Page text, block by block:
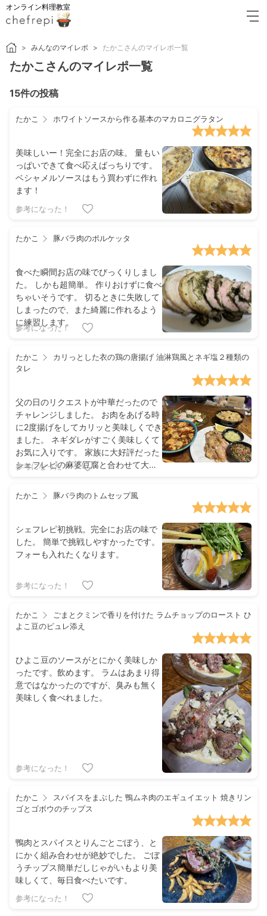
オンライン料理教室
みんなのマイレポ たかこさんのマイレポ一覧
たかこさんのマイレポ一覧
15件の投稿
たかこ ホワイトソースから作る基本のマカロニグラタン
美味しいー！完全にお店の味。 量もい
っぱいできて食べ応えばっちりです。
ベシャメルソースはもう買わずに作れ
ます！
参考になった！
たかこ 豚バラ肉のポルケッタ
食べた瞬間お店の味でびっくりしまし
た。 しかも超簡単。 作りおけずに食べ
ちゃいそうです。 切るときに失敗して
しまったので、また綺麗に作れるよう
に練習します。
参考になった！
たかこ
カリっとした衣の鶏の唐揚げ 油淋鶏風とネギ塩２種類の
タレ
父の日のリクエストが中華だったので
チャレンジしました。 お肉をあげる時
に2度揚げをしてカリッと美味しくでき
ました。 ネギダレがすごく美味しくて
お気に入りです。 家族に大好評だった
シェフレピの麻婆豆腐と合わせて大満
参考になった！
たかこ 豚バラ肉のトムセップ風
シェフレピ初挑戦。完全にお店の味で
した。 簡単で挑戦しやすかったです。
フォーも入れたくなります。
参考になった！
たかこ
ごまとクミンで香りを付けた ラムチョップのロースト ひ
よこ豆のピュレ添え
ひよこ豆のソースがとにかく美味しか
ったです。飲めます。 ラムはあまり得
意ではなかったのですが、臭みも無く
美味しく食べれました。
参考になった！
たかこ
スパイスをまぶした 鴨ムネ肉のエギュイエット 焼きリン
ゴとゴボウのチップス
鴨肉とスパイスとりんごとごぼう、と
にかく組み合わせが絶妙でした。 ごぼ
うチップス簡単だしじゃがいもより美
味しくて、毎日食べたいです。
参考になった！